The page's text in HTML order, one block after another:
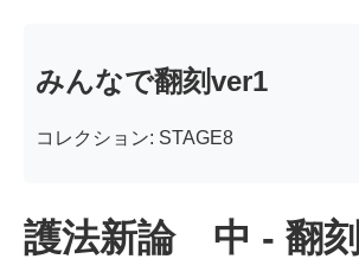
みんなで翻刻ver1
コレクション: STAGE8
護法新論 中 - 翻刻